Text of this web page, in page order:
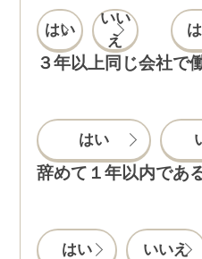
はい
いい
え
３年以上同じ会社で
はい
辞めて１年以内であ
はい いいえ